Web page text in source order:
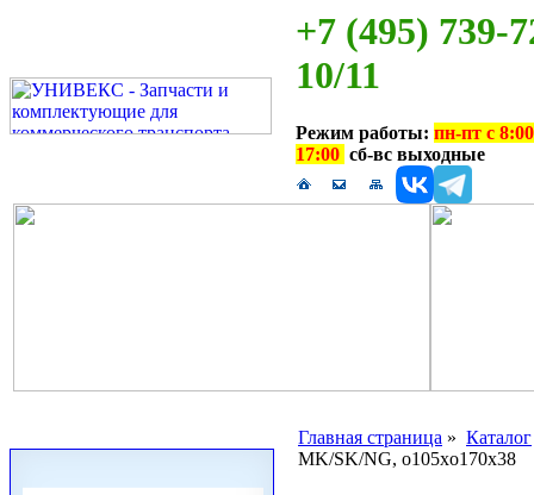
+7 (495) 739-
10/11
Режим работы: пн-пт с
17:00 сб-вс выходные
Главная страница » Каталог
MK/SK/NG, o105xo170x38